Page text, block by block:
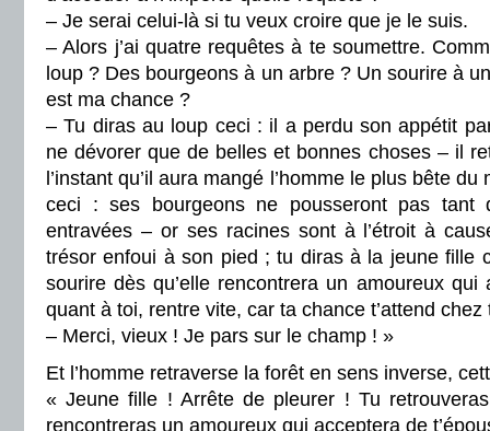
– Je serai celui-là si tu veux croire que je le suis.
– Alors j’ai quatre requêtes à te soumettre.
loup ? Des bourgeons à un arbre ? Un sourire à
est ma chance ?
– Tu diras au loup ceci : il a perdu son appétit
ne dévorer que de belles et bonnes choses – il
l’instant qu’il aura mangé l’homme le plus bête
ceci : ses bourgeons ne pousseront pas tant
entravées – or ses racines sont à l’étroit à
trésor enfoui à son pied ; tu diras à la jeune fille
sourire dès qu’elle rencontrera un amoureux qui
quant à toi, rentre vite, car ta chance t’attend chez
– Merci, vieux ! Je pars sur le champ ! »
Et l’homme retraverse la forêt en sens inverse,
« Jeune fille ! Arrête de pleurer ! Tu
rencontreras un amoureux qui acceptera de